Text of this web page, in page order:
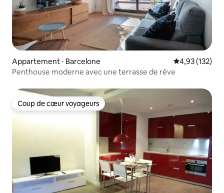
Appartement ⋅ Barcelone Évaluation
4,93 (132)
Penthouse moderne avec une terrasse de rêve
Coup de cœur voyageurs
Coup de cœur voyageurs